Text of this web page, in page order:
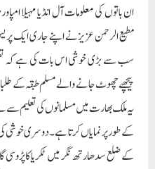
ان باتوں کی معلومات آل انڈیا مہیلا
مطیع الرحمن عزیز نے اپنے جاری ایک
سب سے بڑی خوشی اس بات کی ہے کہ
یہ ملک بھارت میں مسلمانوں کی تعلیم سے
کے طور پر نمایاں کرتا ہے۔ دوسری
کے ضلع سدھارتھ نگر میں ٹکریا کا پڑوسی